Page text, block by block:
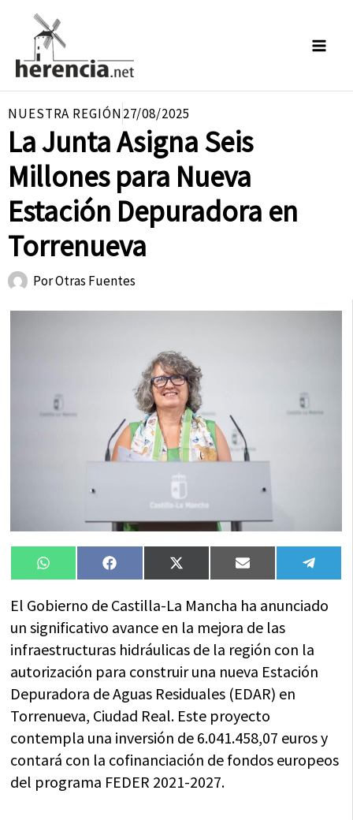
contenido
NUESTRA REGIÓN27/08/2025
La Junta Asigna Seis
Millones para Nueva
Estación Depuradora en
Torrenueva
PorOtras Fuentes
Compartir
en
WhatsAppCompartir
en
FacebookCompartir
en
X
(Twitter)
Compartir
en
Email
en
El Gobierno de Castilla-La Mancha ha anunciado
un significativo avance en la mejora de las
infraestructuras hidráulicas de la región con la
autorización para construir una nueva Estación
Depuradora de Aguas Residuales (EDAR) en
Torrenueva, Ciudad Real. Este proyecto
contempla una inversión de 6.041.458,07 euros y
contará con la cofinanciación de fondos europeos
del programa FEDER 2021-2027.